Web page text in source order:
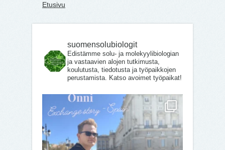
Etusivu
suomensolubiologit
Edistämme solu- ja molekyylibiologian
ja vastaavien alojen tutkimusta,
koulutusta, tiedotusta ja työpaikkojen
perustamista. Katso avoimet työpaikat!